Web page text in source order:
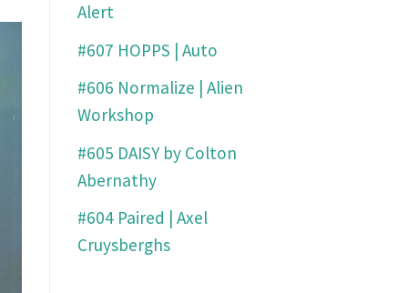
Alert
#607 HOPPS | Auto
#606 Normalize | Alien
Workshop
#605 DAISY by Colton
Abernathy
#604 Paired | Axel
Cruysberghs